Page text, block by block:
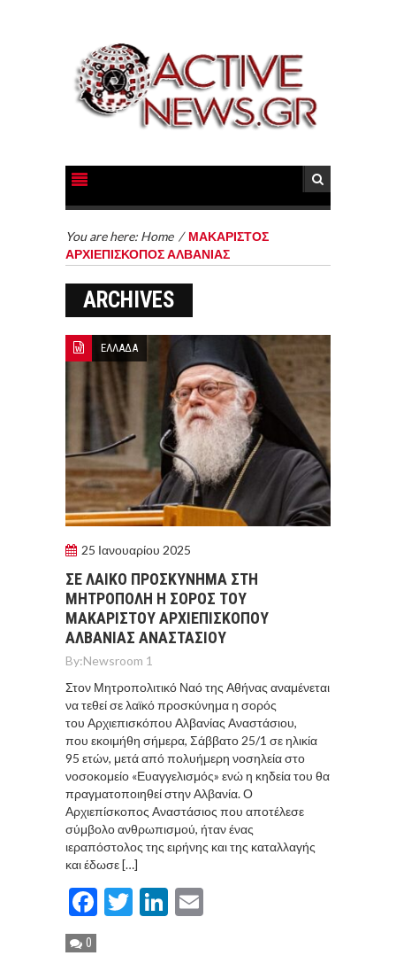
You are here: Home / ΜΑΚΑΡΙΣΤΟΣ
ΑΡΧΙΕΠΙΣΚΟΠΟΣ ΑΛΒΑΝΙΑΣ
ARCHIVES
ΕΛΛΑΔΑ
25 Ιανουαρίου 2025
ΣΕ ΛΑΙΚΟ ΠΡΟΣΚΥΝΗΜΑ ΣΤΗ
ΜΗΤΡΟΠΟΛΗ Η ΣΟΡΟΣ ΤΟΥ
ΜΑΚΑΡΙΣΤΟΥ ΑΡΧΙΕΠΙΣΚΟΠΟΥ
ΑΛΒΑΝΙΑΣ ΑΝΑΣΤΑΣΙΟΥ
By:Newsroom 1
Στον Μητροπολιτικό Ναό της Αθήνας αναμένεται
να τεθεί σε λαϊκό προσκύνημα η σορός
του Αρχιεπισκόπου Αλβανίας Αναστάσιου,
που εκοιμήθη σήμερα, Σάββατο 25/1 σε ηλικία
95 ετών, μετά από πολυήμερη νοσηλεία στο
νοσοκομείο «Ευαγγελισμός» ενώ η κηδεία του θα
πραγματοποιηθεί στην Αλβανία. Ο
Αρχιεπίσκοπος Αναστάσιος που αποτέλεσε
σύμβολο ανθρωπισμού, ήταν ένας
ιεραπόστολος της ειρήνης και της καταλλαγής
και έδωσε […]
Facebook
TwitterLinkedIn
0